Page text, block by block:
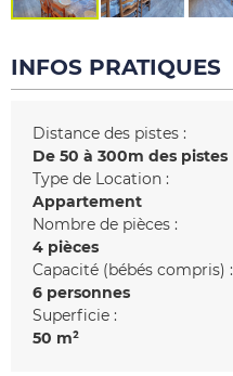
INFOS PRATIQUES
Distance des pistes :
De 50 à 300m des pistes
Type de Location :
Appartement
Nombre de pièces :
4 pièces
Capacité (bébés compris) :
6 personnes
Superficie :
50 m²